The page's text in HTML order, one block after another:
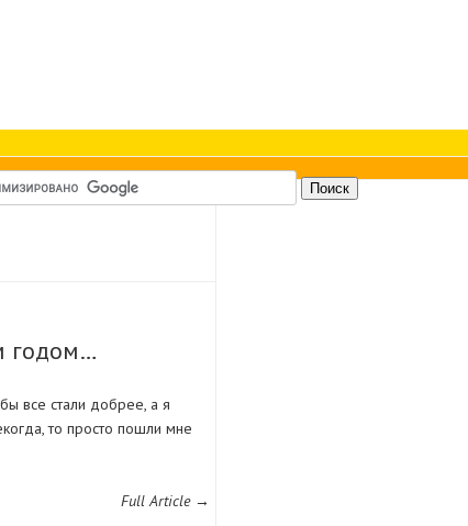
годом…
все стали добрее, а я
то просто пошли мне
Full Article →